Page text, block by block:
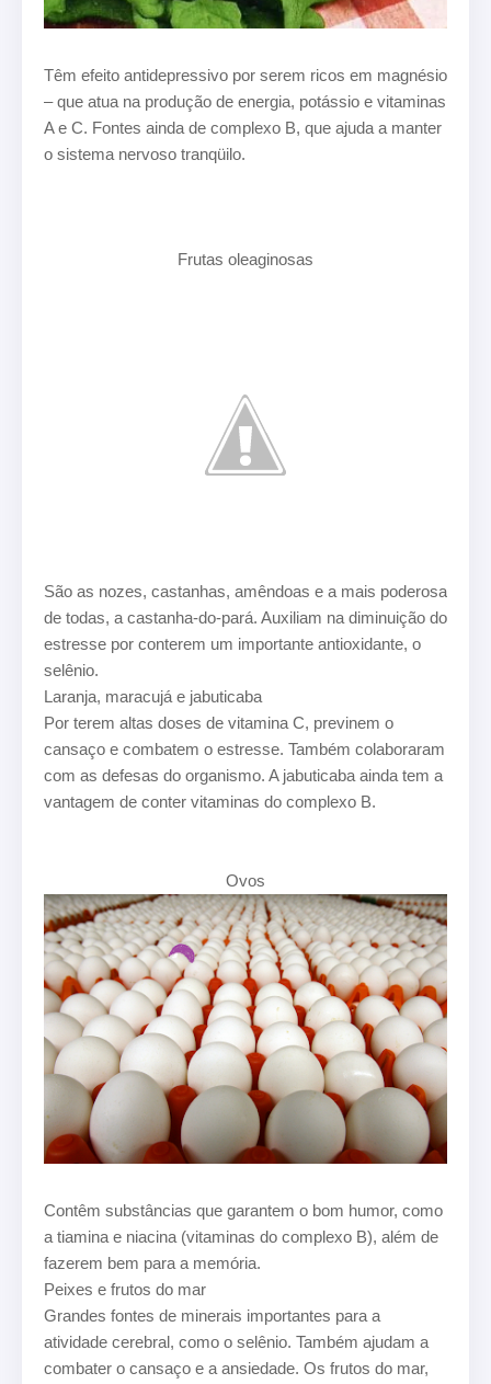
Têm efeito antidepressivo por serem ricos em magnésio
– que atua na produção de energia, potássio e vitaminas
A e C. Fontes ainda de complexo B, que ajuda a manter
o sistema nervoso tranqüilo.
Frutas oleaginosas
São as nozes, castanhas, amêndoas e a mais poderosa
de todas, a castanha-do-pará. Auxiliam na diminuição do
estresse por conterem um importante antioxidante, o
selênio.
Laranja, maracujá e jabuticaba
Por terem altas doses de vitamina C, previnem o
cansaço e combatem o estresse. Também colaboraram
com as defesas do organismo. A jabuticaba ainda tem a
vantagem de conter vitaminas do complexo B.
Ovos
Contêm substâncias que garantem o bom humor, como
a tiamina e niacina (vitaminas do complexo B), além de
fazerem bem para a memória.
Peixes e frutos do mar
Grandes fontes de minerais importantes para a
atividade cerebral, como o selênio. Também ajudam a
combater o cansaço e a ansiedade. Os frutos do mar,